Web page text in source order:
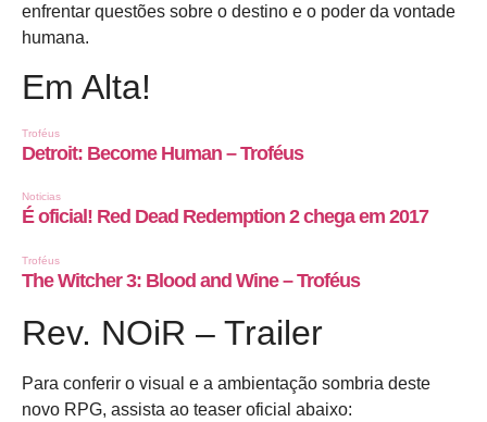
enfrentar questões sobre o destino e o poder da vontade
humana.
Em Alta!
Rev. NOiR – Trailer
Para conferir o visual e a ambientação sombria deste
novo RPG, assista ao teaser oficial abaixo: